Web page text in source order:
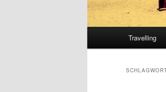
Travelling